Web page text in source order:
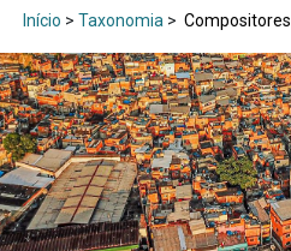
Início > Taxonomia > Compositores